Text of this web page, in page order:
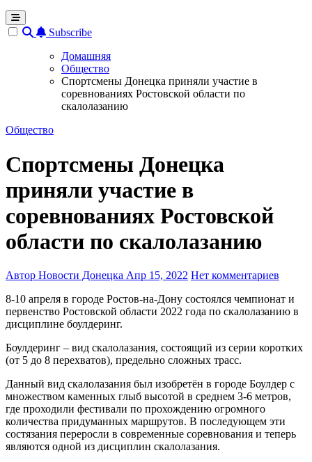
Subscribe
Домашняя
Общество
Спортсмены Донецка приняли участие в
соревнованиях Ростовской области по
скалолазанию
Общество
Спортсмены Донецка
приняли участие в
соревнованиях Ростовской
области по скалолазанию
Автор Новости Донецка Апр 15, 2022 Нет комментариев
8-10 апреля в городе Ростов-на-Дону состоялся чемпионат и
первенство Ростовской области 2022 года по скалолазанию в
дисциплине боулдеринг.
Боулдеринг – вид скалолазания, состоящий из серии коротких
(от 5 до 8 перехватов), предельно сложных трасс.
Данный вид скалолазания был изобретён в городе Боулдер с
множеством каменных глыб высотой в среднем 3-6 метров,
где проходили фестивали по прохождению огромного
количества придуманных маршрутов. В последующем эти
состязания переросли в современные соревнования и теперь
являются одной из дисциплин скалолазания.